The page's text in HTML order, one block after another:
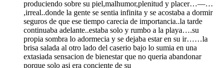
produciendo sobre su piel,malhumor,plenitud y placer…—…
,irreal..donde la gente se sentia infinita y se acostaba a dormir
seguros de que ese tiempo carecia de importancia..la tarde
continuaba adelante..estaba solo y rumbo a la playa….su
propia sombra lo adormecia y se dejaba estar en su ir……la
brisa salada al otro lado del caserio bajo lo sumia en una
extasiada sensacion de bienestar que no queria abandonar
porque solo asi era conciente de su